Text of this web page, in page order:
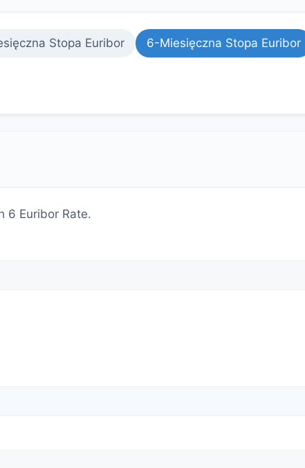
Stopa Euribor 6-Miesięczna Stopa Euribor
6 Euribor Rate.